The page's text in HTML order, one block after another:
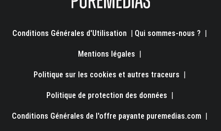
Conditions Générales d'Utilisation | Qui sommes-nous ? |
Mentions légales |
Politique sur les cookies et autres traceurs |
Politique de protection des données |
Conditions Générales de l'offre payante puremedias.com |